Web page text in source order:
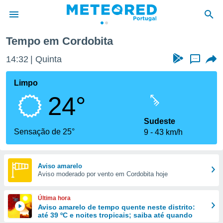
da
foi
fornecidas
a este
das
forma
digital
Tempo em Cordobita
14:32 Quinta ...
Limpo
24°
Sensação de 25°
Sudeste
9
43 km/h
Aviso amarelo
Aviso moderado por vento em Cordobita hoje
Última hora
Aviso amarelo de tempo quente neste distrito:
até 39 ºC e noites tropicais; saiba até quando